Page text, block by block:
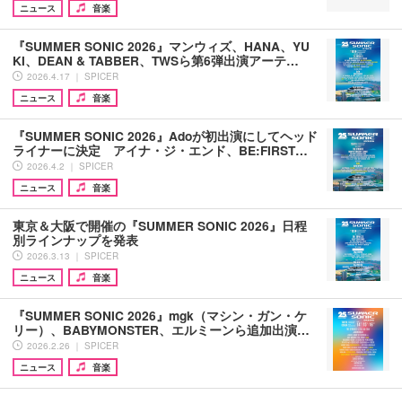
ニュース 音楽
『SUMMER SONIC 2026』マンウィズ、HANA、YU
KI、DEAN & TABBER、TWSら第6弾出演アーテ…
2026.4.17 ｜ SPICER
ニュース
音楽
『SUMMER SONIC 2026』Adoが初出演にしてヘッド
ライナーに決定 アイナ・ジ・エンド、BE:FIRST…
2026.4.2 ｜ SPICER
ニュース
音楽
東京＆大阪で開催の『SUMMER SONIC 2026』⽇程
別ラインナップを発表
2026.3.13 ｜ SPICER
ニュース
音楽
『SUMMER SONIC 2026』mgk（マシン・ガン・ケ
リー）、BABYMONSTER、エルミーンら追加出演…
2026.2.26 ｜ SPICER
ニュース
音楽